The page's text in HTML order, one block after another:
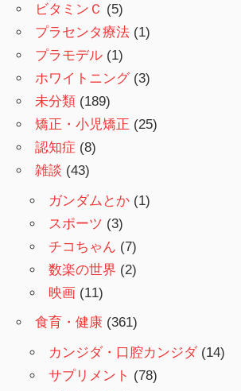
ビタミンＣ (5)
プラセンタ療法 (1)
プラモデル (1)
ホワイトニング(3)
未分類 (189)
矯正・小児矯正 (25)
認知症 (8)
雑談 (43)
ガンダムとか (1)
スポーツ (3)
チコちゃん (7)
数楽の世界 (2)
映画 (11)
食育・健康 (361)
カンジダ・口腔カンジダ(14)
サプリメント (78)